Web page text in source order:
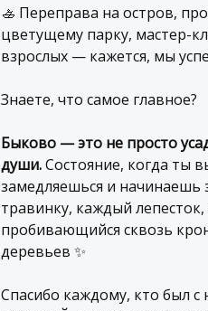
🚣 Переправа на остров,
цветущему парку, мастер-
взрослых — кажется, мы
Знаете, что самое главное?
Быково — это не просто
души.Состояние, когда ты
замедляешься и начинаешь
травинку, каждый
пробивающийся сквозь
деревьев ✨
Спасибо каждому, кто был